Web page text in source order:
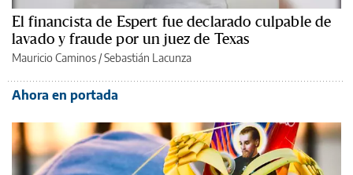
El financista de Espert fue declarado culpable de
lavado y fraude por un juez de Texas
Mauricio Caminos /Sebastián Lacunza
Ahora en portada